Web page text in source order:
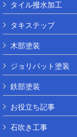
タイル撥水加工
タキステップ
木部塗装
ジョリパット塗装
鉄部塗装
お役立ち記事
石吹き工事